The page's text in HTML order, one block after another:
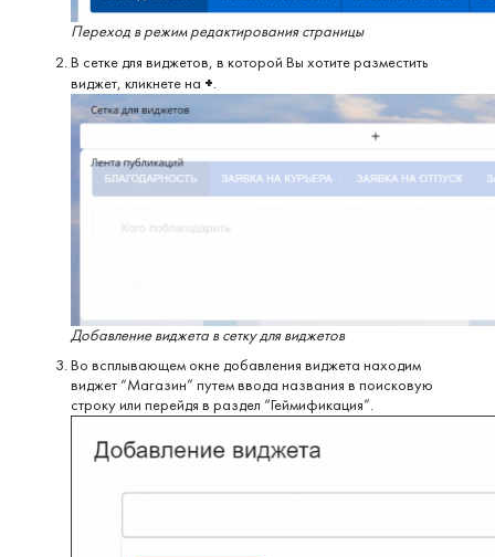
Переход в режим редактирования страницы
В сетке для виджетов, в которой Вы хотите разместить
виджет, кликнете на +.
Добавление виджета в сетку для виджетов
Во всплывающем окне добавления виджета находим
виджет “Магазин” путем ввода названия в поисковую
строку или перейдя в раздел “Геймификация”.